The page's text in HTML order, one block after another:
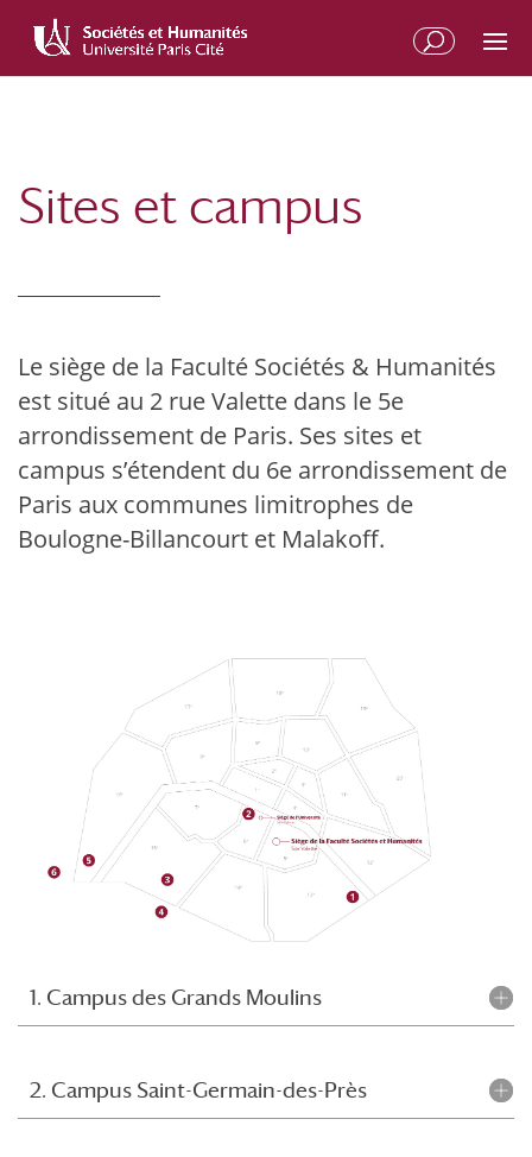
contenu
Sites et campus
Le siège de la Faculté Sociétés & Humanités
est situé au 2 rue Valette dans le 5e
arrondissement de Paris. Ses sites et
campus s’étendent du 6e arrondissement de
Paris aux communes limitrophes de
Boulogne-Billancourt et Malakoff.
1. Campus des Grands Moulins
2. Campus Saint-Germain-des-Près